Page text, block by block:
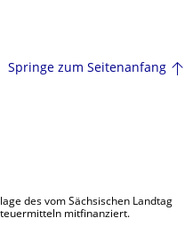
Springe zum Seitenanfang
des vom Sächsischen Landtag
mitfinanziert.